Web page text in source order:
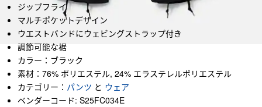
ジップフライ
マルチポケットデザイン
ウエストバンドにウェビングストラップ付き
調節可能な裾
カラー：ブラック
素材：76% ポリエステル, 24% エラステレルポリエステル
カテゴリー： パンツ と ウェア
ベンダーコード: S25FC034E